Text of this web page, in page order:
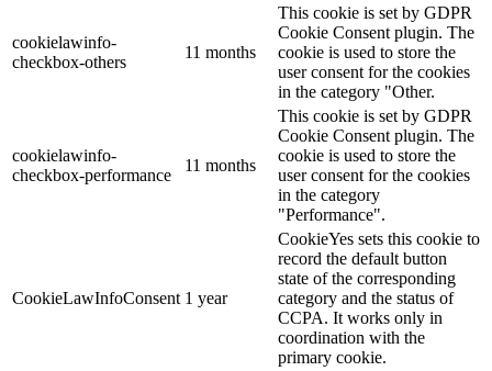
cookielawinfo-
checkbox-others
11 months
This cookie is set by GDPR
Cookie Consent plugin. The
cookie is used to store the
user consent for the cookies
in the category "Other.
cookielawinfo-
checkbox-performance
11 months
This cookie is set by GDPR
Cookie Consent plugin. The
cookie is used to store the
user consent for the cookies
in the category
"Performance".
CookieLawInfoConsent 1 year
CookieYes sets this cookie to
record the default button
state of the corresponding
category and the status of
CCPA. It works only in
coordination with the
primary cookie.